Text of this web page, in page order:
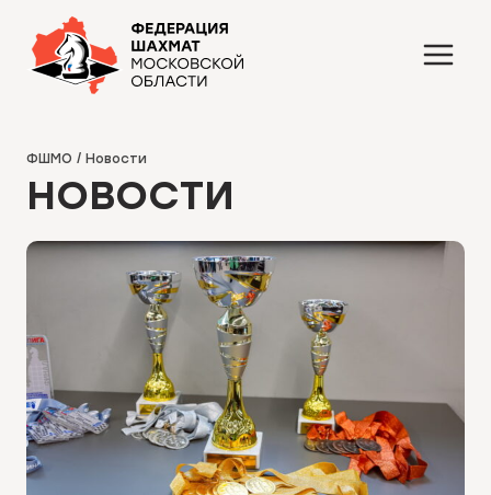
Перейти
содержимому
ФШМО / Новости
НОВОСТИ